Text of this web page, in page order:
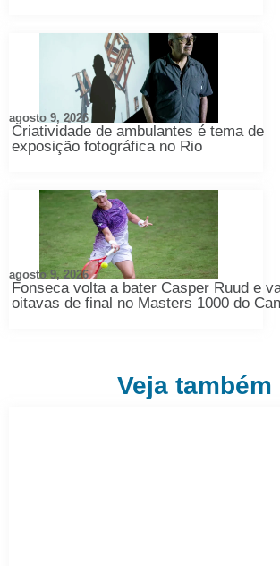
Criatividade de ambulantes é tema de
exposição fotográfica no Rio
agosto 9, 2026
Fonseca volta a bater Casper Ruud e
oitavas de final no Masters 1000 do
agosto 9, 2026
Veja também